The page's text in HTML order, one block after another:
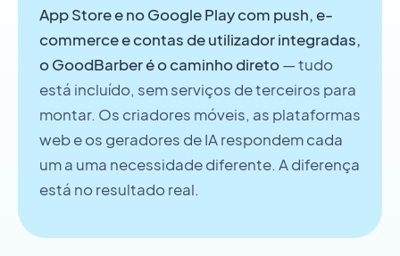
App Store e no Google Play com push, e-
commerce e contas de utilizador integradas,
o GoodBarber é o caminho direto— tudo
está incluído, sem serviços de terceiros para
montar. Os criadores móveis, as plataformas
web e os geradores de IA respondem cada
um a uma necessidade diferente. A diferença
está no resultado real.